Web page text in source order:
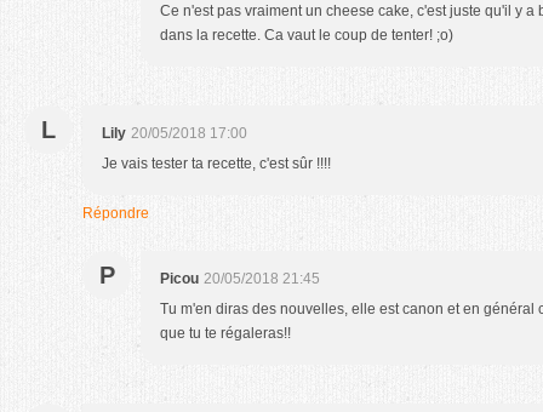
Ce n'est pas vraiment un cheese cake, c'est juste qu'il y
dans la recette. Ca vaut le coup de tenter! ;o)
L Lily 20/05/2018 17:00
Je vais tester ta recette, c'est sûr !!!!
Répondre
P Picou 20/05/2018 21:45
Tu m'en diras des nouvelles, elle est canon et en général
que tu te régaleras!!